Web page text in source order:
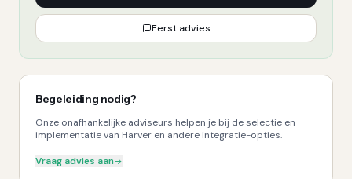
Eerst advies
Begeleiding nodig?
Onze onafhankelijke adviseurs helpen je bij de selectie en
implementatie van Harver en andere integratie-opties.
Vraag advies aan